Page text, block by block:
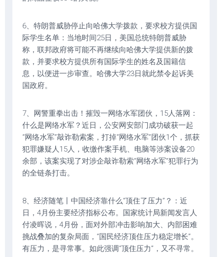
6、特朗普威胁停止向哈佛大学拨款，要求校方提供国
际学生名单：当地时间25日，美国总统特朗普威胁
称，联邦政府将可能不再继续向哈佛大学提供新的拨
款，并要求校方提供所有国际学生的姓名及国籍信
息，以便进一步审查。哈佛大学23日就此禁令起诉美
国政府。
7、网警重拳出击！摧毁一网络水军团伙，15人落网：
什么是网络水军？近日，公安网安部门成功破获一起
“网络水军”敲诈勒索案，打掉“网络水军”团伙1个，抓获
犯罪嫌疑人15人，收缴作案手机、电脑等涉案设备20
余部，该案实现了对涉企敲诈勒索“网络水军”犯罪行为
的全链条打击。
8、经济随笔丨中国经济靠什么“顶住了压力”？：近
日，4月份主要经济指标公布。国家统计局新闻发言人
付凌晖说，4月份，面对外部冲击影响加大、内部困难
挑战叠加的复杂局面，“国民经济顶住压力稳定增长”。
有压力，是寻常事。如此强调“顶住压力”，又不寻常。